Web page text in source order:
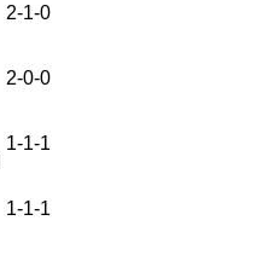
2-1-0
2-0-0
1-1-1
1-1-1